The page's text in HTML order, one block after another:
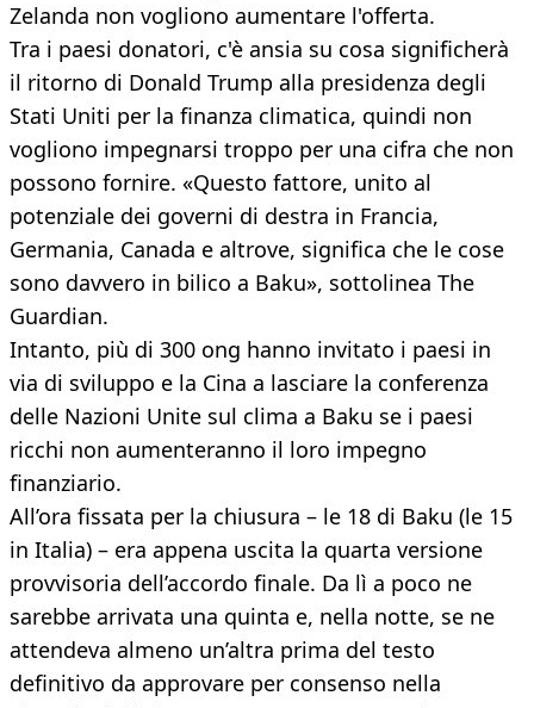
Zelanda non vogliono aumentare l'offerta.
Tra i paesi donatori, c'è ansia su cosa significherà
il ritorno di Donald Trump alla presidenza degli
Stati Uniti per la finanza climatica, quindi non
vogliono impegnarsi troppo per una cifra che non
possono fornire. «Questo fattore, unito al
potenziale dei governi di destra in Francia,
Germania, Canada e altrove, significa che le cose
sono davvero in bilico a Baku», sottolinea The
Guardian.
Intanto, più di 300 ong hanno invitato i paesi in
via di sviluppo e la Cina a lasciare la conferenza
delle Nazioni Unite sul clima a Baku se i paesi
ricchi non aumenteranno il loro impegno
finanziario.
All’ora fissata per la chiusura – le 18 di Baku (le 15
in Italia) – era appena uscita la quarta versione
provvisoria dell’accordo finale. Da lì a poco ne
sarebbe arrivata una quinta e, nella notte, se ne
attendeva almeno un’altra prima del testo
definitivo da approvare per consenso nella